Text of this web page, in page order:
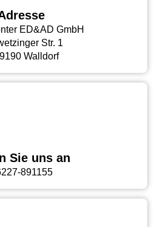
ED&AD GmbH
Str. 1
Walldorf
Sie uns an
891155